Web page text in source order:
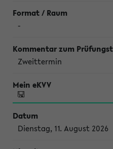
-
Zweittermin
Dienstag, 11. August 2026